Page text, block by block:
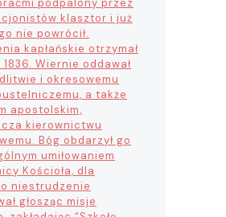
klasztor i już
nie powrócił.
kapłańskie otrzymał
Wiernie oddawał
i okresowemu
a także
apostolskim,
kierownictwu
Bóg obdarzył go
umiłowaniem
Kościoła, dla
niestrudzenie
głosząc misje